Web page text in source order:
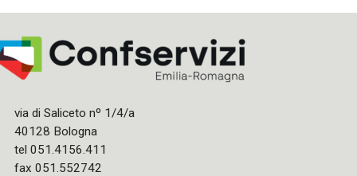
via di Saliceto nº 1/4/a
40128 Bologna
tel 051.4156.411
fax 051.552742